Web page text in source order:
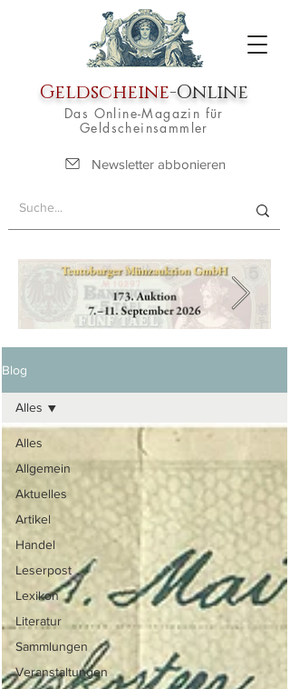
Geldscheine-Online
Das Online-Magazin für
Geldscheinsammler
Newsletter abbonieren
Blog
Alles
Allgemein
Aktuelles
Artikel
Handel
Leserpost
Lexikon
Literatur
Sammlungen
Veranstaltungen
Alles